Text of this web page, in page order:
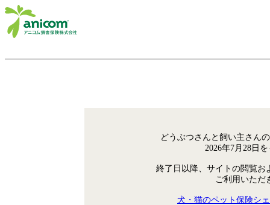
どうぶつさんと飼い主さん
2026年7月28日
終了日以降、サイトの閲覧お
ご利用いただ
犬・猫のペット保険シ